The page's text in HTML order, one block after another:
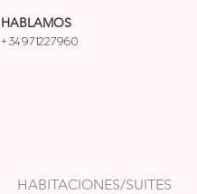
HABLAMOS
+34971227960
HABITACIONES/SUITES